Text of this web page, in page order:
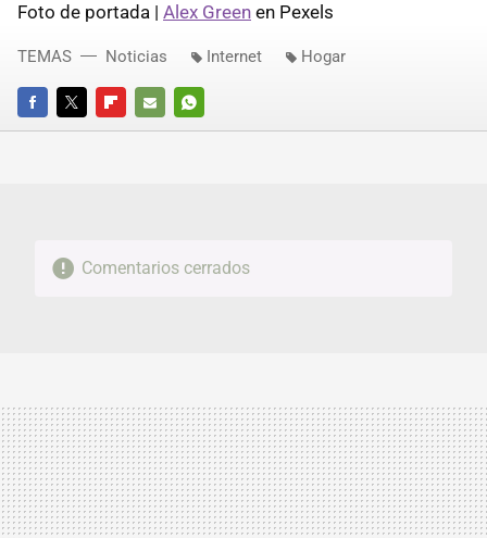
Foto de portada | Alex Green en Pexels
FACEBOOKTWITTERFLIPBOARD
E-
WHATSAPP
TEMAS Noticias Internet Hogar
Comentarios cerrados